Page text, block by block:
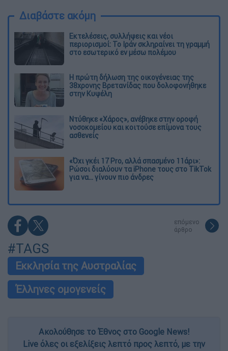
Διαβάστε ακόμη
Εκτελέσεις, συλλήψεις και νέοι
περιορισμοί: Το Ιράν σκληραίνει τη γραμμή
στο εσωτερικό εν μέσω πολέμου
Η πρώτη δήλωση της οικογένειας της
38χρονης Βρετανίδας που δολοφονήθηκε
στην Κυψέλη
Ντύθηκε «Χάρος», ανέβηκε στην οροφή
νοσοκομείου και κοιτούσε επίμονα τους
ασθενείς
«Όχι γκέι 17 Pro, αλλά σπασμένο 11άρι»:
Ρώσοι διαλύουν τα iPhone τους στο TikTok
για να... γίνουν πιο άνδρες
επόμενο
άρθρο
#TAGS
Εκκλησία της Αυστραλίας
Έλληνες ομογενείς
Ακολούθησε το Έθνος στο Google News!
Live όλες οι εξελίξεις λεπτό προς λεπτό, με την